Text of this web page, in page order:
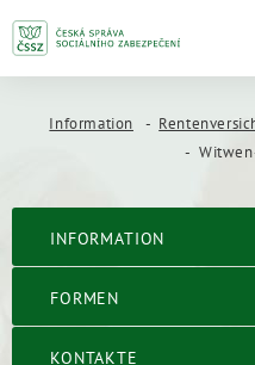
Information
INFORMATION
FORMEN
KONTAKTE